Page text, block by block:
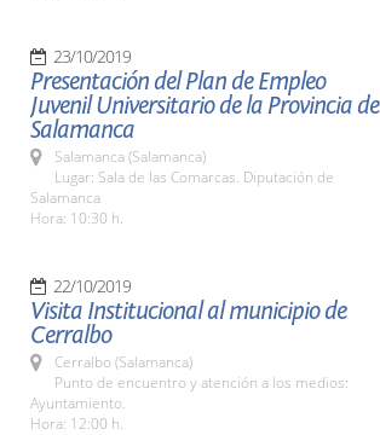
23/10/2019
Presentación del Plan de Empleo
Juvenil Universitario de la Provincia de
Salamanca
Salamanca (Salamanca)
Lugar: Sala de las Comarcas. Diputación de
Salamanca
Hora: 10:30 h.
22/10/2019
Visita Institucional al municipio de
Cerralbo
Cerralbo (Salamanca)
Punto de encuentro y atención a los medios:
Ayuntamiento.
Hora: 12:00 h.